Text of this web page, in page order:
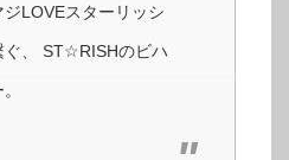
LOVEスターリッシ
ぐ、 ST☆RISHのビハ